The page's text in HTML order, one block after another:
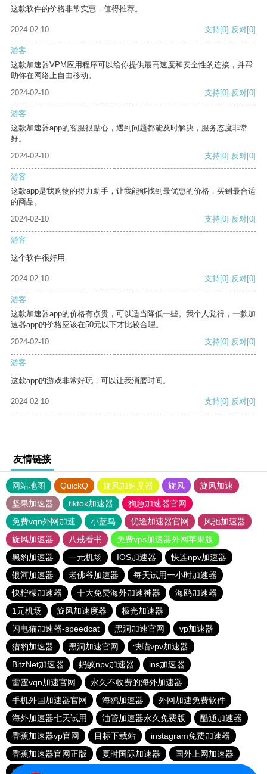
这款软件的价格非常实惠，值得推荐。
2024-02-10 支持[0] 反对[0]
游客
这款加速器VPM应用程序可以给你提供最高速度和安全性的连接，并帮
助你在网络上自由移动。
2024-02-10
支持[0] 反对[0]
游客
这款加速器app的客服很贴心，遇到问题都能及时解决，服务态度非常
好。
2024-02-10
支持[0] 反对[0]
游客
这款app是我购物的得力助手，让我能够找到最优惠的价格，买到最合适
的商品。
2024-02-10
支持[0] 反对[0]
游客
这个软件很好用
2024-02-10 支持[0] 反对[0]
游客
这款加速器app的价格有点贵，可以适当降低一些。我个人觉得，一款加
速器app的价格应该在50元以下才比较合理。
2024-02-10
支持[0] 反对[0]
游客
这款app的游戏非常好玩，可以让我消磨时间。
2024-02-10 支持[0] 反对[0]
友情链接
网站地图 QuickQ 旋风加速度器 旋风
旋风加速
坚果加速器
tiktok加速器
狗急加速器官网
免费vqn外网加速
小蓝鸟 优途加速器官网
风驰加速器
旋风加速器
八戒看书
免费vps加速器外网苹果版
黑豹加速器
一元机场 IOS加速器
快连npv加速器
银河加速器
老佛爷加速器
每天试用一小时加速器
快柠檬加速器
十大免费海外加速神器
海鸥加速器
1元机场
旋风加速度器
极光加速器
闪电猫加速器-speedcat
黑洞加速官网
vp加速器
猎豹加速器
黑洞加速官网
快喵vpv加速器
BitzNet加速器
蚂蚁npv加速器
ins加速器
雷霆vqn加速官网
永久不收费的海外加速器
手机外国加速器官网
海鸥加速器
外网加速免费软件
海外加速器七天试用
油管加速器永久免费版
酷通加速器
香蕉加速器vp官网
目标下载站
instagram免费加速器
香蕉加速器官网正版
夏时国际加速器
国外上网加速器
hammer加速器